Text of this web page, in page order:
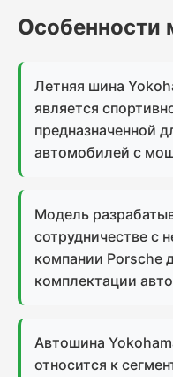
Особенности
Летняя шина
является
предназначенной
автомобилей с
Модель
сотрудничестве с
компании Porsche
комплектации
Автошина
относится к